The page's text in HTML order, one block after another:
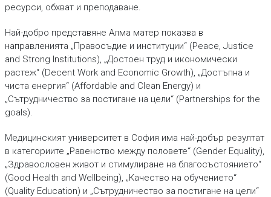
ресурси, обхват и преподаване.
Най-добро представяне Алма матер показва в
направленията „Правосъдие и институции“ (Peace, Justice
and Strong Institutions), „Достоен труд и икономически
растеж“ (Decent Work and Economic Growth), „Достъпна и
чиста енергия“ (Affordable and Clean Energy) и
„Сътрудничество за постигане на цели“ (Partnerships for the
goals).
Медицинският университет в София има най-добър резултат
в категориите „Равенство между половете“ (Gender Equality),
„Здравословен живот и стимулиране на благосъстоянието“
(Good Health and Wellbeing), „Качество на обучението“
(Quality Education) и „Сътрудничество за постигане на цели“